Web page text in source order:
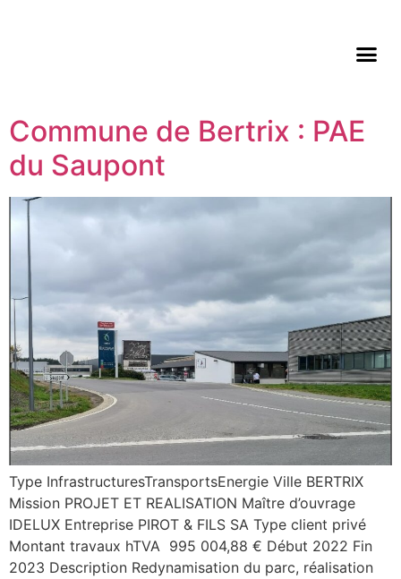
Commune de Bertrix : PAE
du Saupont
Type InfrastructuresTransportsEnergie Ville BERTRIX
Mission PROJET ET REALISATION Maître d’ouvrage
IDELUX Entreprise PIROT & FILS SA Type client privé
Montant travaux hTVA 995 004,88 € Début 2022 Fin
2023 Description Redynamisation du parc, réalisation